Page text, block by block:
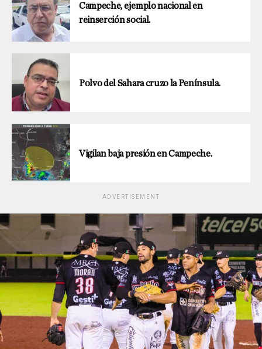
Campeche, ejemplo nacional en
reinserción social.
Polvo del Sahara cruzo la Península.
Vigilan baja presión en Campeche.
ADVERTISEMENT